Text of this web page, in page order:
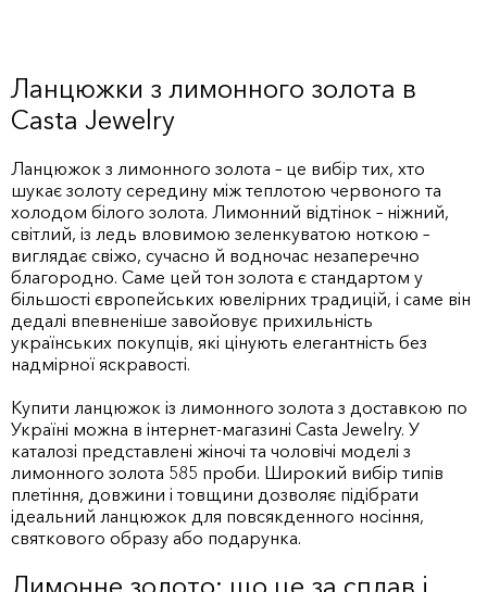
Ланцюжки з лимонного золота в
Casta Jewelry
Ланцюжок з лимонного золота – це вибір тих, хто
шукає золоту середину між теплотою червоного та
холодом білого золота. Лимонний відтінок – ніжний,
світлий, із ледь вловимою зеленкуватою ноткою –
виглядає свіжо, сучасно й водночас незаперечно
благородно. Саме цей тон золота є стандартом у
більшості європейських ювелірних традицій, і саме він
дедалі впевненіше завойовує прихильність
українських покупців, які цінують елегантність без
надмірної яскравості.
Купити ланцюжок із лимонного золота з доставкою по
Україні можна в інтернет-магазині Casta Jewelry. У
каталозі представлені жіночі та чоловічі моделі з
лимонного золота 585 проби. Широкий вибір типів
плетіння, довжини і товщини дозволяє підібрати
ідеальний ланцюжок для повсякденного носіння,
святкового образу або подарунка.